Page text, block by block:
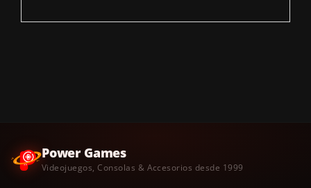
Power Games
Videojuegos, Consolas & Accesorios desde 1999